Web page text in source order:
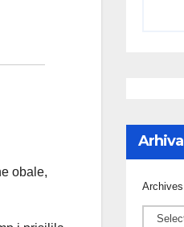
obale,
Arhiva
Archives